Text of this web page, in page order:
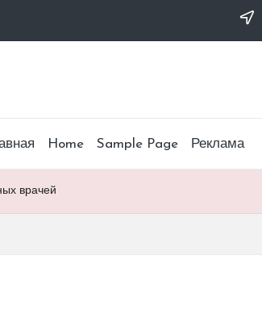
Home Sample Page Реклама
врачей